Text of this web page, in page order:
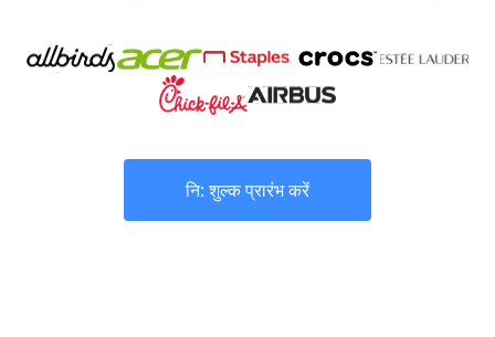
नि: शुल्क प्रारंभ करें